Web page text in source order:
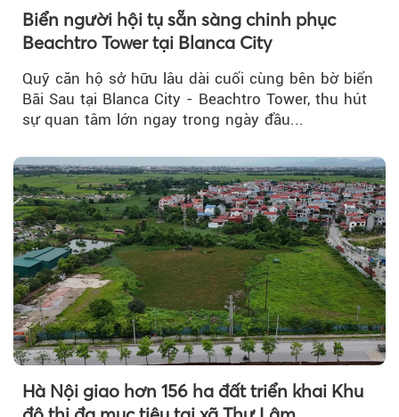
Biển người hội tụ sẵn sàng chinh phục
Beachtro Tower tại Blanca City
Quỹ căn hộ sở hữu lâu dài cuối cùng bên bờ biển
Bãi Sau tại Blanca City - Beachtro Tower, thu hút
sự quan tâm lớn ngay trong ngày đầu...
Hà Nội giao hơn 156 ha đất triển khai Khu